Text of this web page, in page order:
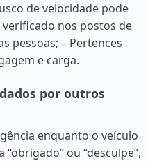
de velocidade pode
nos postos de
pessoas; – Pertences
e carga.
por outros
enquanto o veículo
ou “desculpe”,